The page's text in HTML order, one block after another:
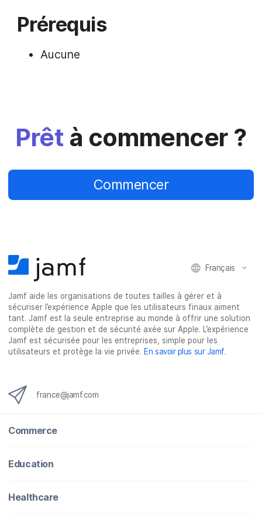
Prérequis
Aucune
Prêt à commencer ?
Commencer
Français
Jamf aide les organisations de toutes tailles à gérer et à
sécuriser l’expérience Apple que les utilisateurs finaux aiment
tant. Jamf est la seule entreprise au monde à offrir une solution
complète de gestion et de sécurité axée sur Apple. L’expérience
Jamf est sécurisée pour les entreprises, simple pour les
utilisateurs et protège la vie privée. En savoir plus sur Jamf.
france@jamf.com
Commerce
Education
Healthcare